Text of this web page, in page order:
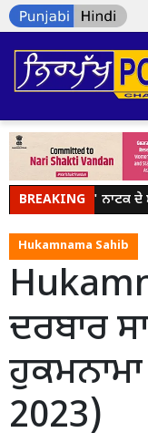
BREAKING
ਹਮਾਰੇ ਰਾਮ' ਨਾਟਕ ਦੇ
Hukamnama Sahib
ਦਰਬਾਰ
2023)